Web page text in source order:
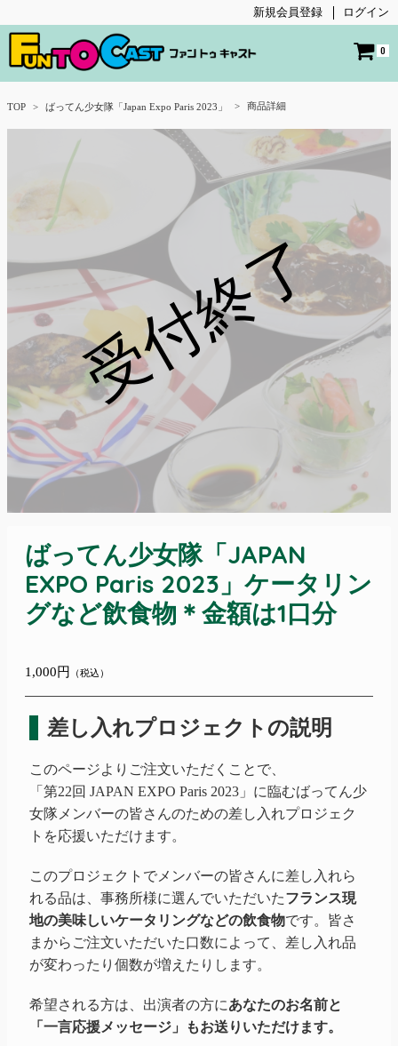
新規会員登録 ログイン
0
TOP ばってん少女隊「Japan Expo Paris 2023」 商品詳細
受付終了
ばってん少女隊「JAPAN
EXPO Paris 2023」ケータリン
グなど飲食物＊金額は1口分
1,000円 （税込）
差し入れプロジェクトの説明
このページよりご注文いただくことで、
「第22回 JAPAN EXPO Paris 2023」 に臨むばってん少
女隊メンバーの皆さんのための差し入れプロジェク
トを応援いただけます。
このプロジェクトでメンバーの皆さんに差し入れら
れる品は、事務所様に選んでいただいたフランス現
地の美味しいケータリングなどの飲食物です。皆さ
まからご注文いただいた口数によって、差し入れ品
が変わったり個数が増えたりします。
希望される方は、出演者の方にあなたのお名前と
「一言応援メッセージ」もお送りいただけます。